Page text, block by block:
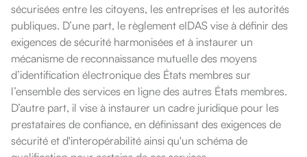
sécurisées entre les citoyens, les entreprises et les autorités
publiques. D’une part, le règlement eIDAS vise à définir des
exigences de sécurité harmonisées et à instaurer un
mécanisme de reconnaissance mutuelle des moyens
d’identification électronique des États membres sur
l’ensemble des services en ligne des autres États membres.
D’autre part, il vise à instaurer un cadre juridique pour les
prestataires de confiance, en définissant des exigences de
sécurité et d'interopérabilité ainsi qu'un schéma de